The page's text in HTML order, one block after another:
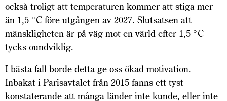
också troligt att temperaturen kommer att stiga mer
än 1,5 °C före utgången av 2027. Slutsatsen att
mänskligheten är på väg mot en värld efter 1,5 °C
tycks oundviklig.
I bästa fall borde detta ge oss ökad motivation.
Inbakat i Parisavtalet från 2015 fanns ett tyst
konstaterande att många länder inte kunde, eller inte